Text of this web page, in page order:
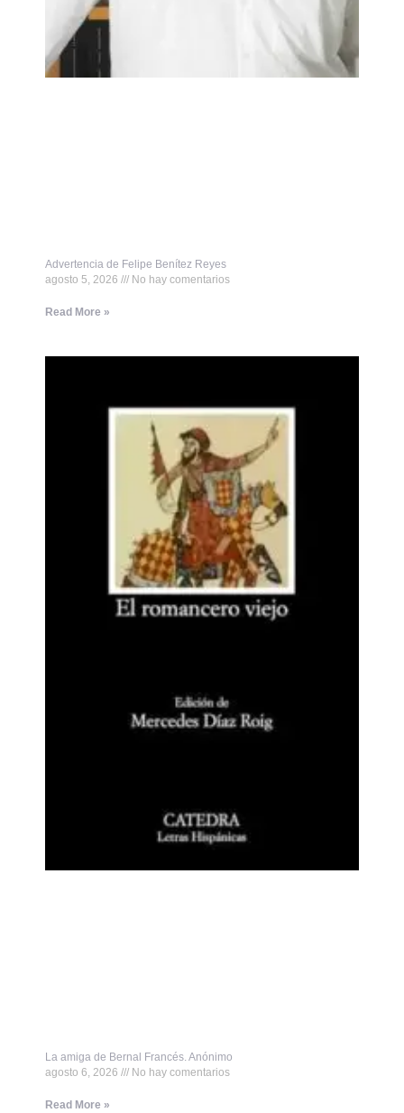
Advertencia de Felipe Benítez Reyes
agosto 5, 2026
No hay comentarios
Read More »
La amiga de Bernal Francés. Anónimo
agosto 6, 2026
No hay comentarios
Read More »